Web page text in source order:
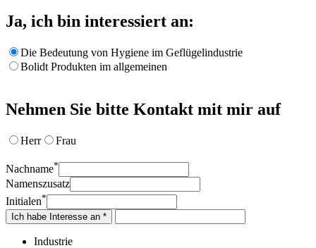
Ja, ich bin interessiert an:
Die Bedeutung von Hygiene im Geflügelindustrie
Bolidt Produkten im allgemeinen
Nehmen Sie bitte Kontakt mit mir auf
Herr Frau
Nachname*
Namenszusatz
Initialen*
Ich habe Interesse an *
Industrie